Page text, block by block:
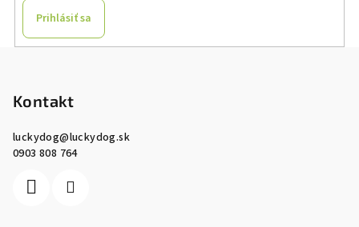
Prihlásiť sa
Kontakt
luckydog@luckydog.sk
0903 808 764